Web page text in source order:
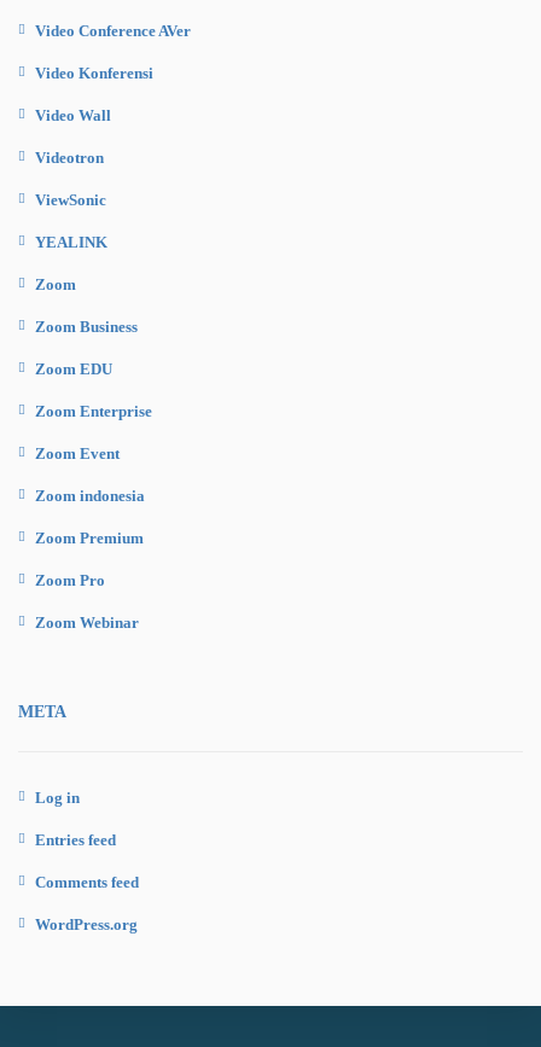
Video Conference AVer
Video Konferensi
Video Wall
Videotron
ViewSonic
YEALINK
Zoom
Zoom Business
Zoom EDU
Zoom Enterprise
Zoom Event
Zoom indonesia
Zoom Premium
Zoom Pro
Zoom Webinar
META
Log in
Entries feed
Comments feed
WordPress.org